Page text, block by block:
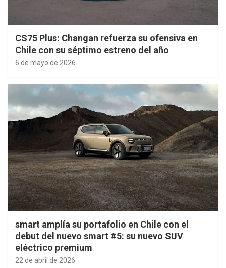
CS75 Plus: Changan refuerza su ofensiva en
Chile con su séptimo estreno del año
6 de mayo de 2026
smart amplía su portafolio en Chile con el
debut del nuevo smart #5: su nuevo SUV
eléctrico premium
22 de abril de 2026